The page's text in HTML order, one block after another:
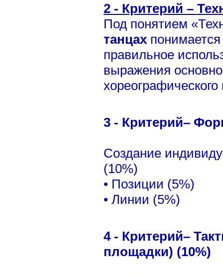
2 - Критерий –
Под понятием
танцах
правильное
выражения
3 - Критерий–
Создание
(10%)
• Позиции (5%)
• Линии (5%)
4 - Критерий–
площадки) (10%)